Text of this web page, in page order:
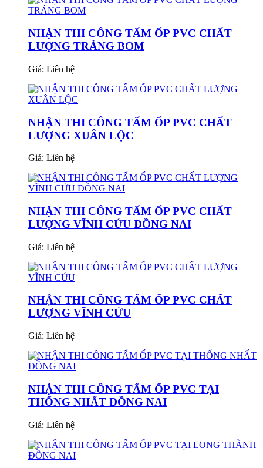
NHẬN THI CÔNG TẤM ỐP PVC CHẤT
LƯỢNG TRẢNG BOM
Giá: Liên hệ
NHẬN THI CÔNG TẤM ỐP PVC CHẤT
LƯỢNG XUÂN LỘC
Giá: Liên hệ
NHẬN THI CÔNG TẤM ỐP PVC CHẤT
LƯỢNG VĨNH CỬU ĐỒNG NAI
Giá: Liên hệ
NHẬN THI CÔNG TẤM ỐP PVC CHẤT
LƯỢNG VĨNH CỬU
Giá: Liên hệ
NHẬN THI CÔNG TẤM ỐP PVC TẠI
THỐNG NHẤT ĐỒNG NAI
Giá: Liên hệ